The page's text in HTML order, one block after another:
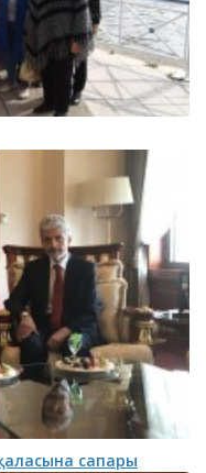
сапары